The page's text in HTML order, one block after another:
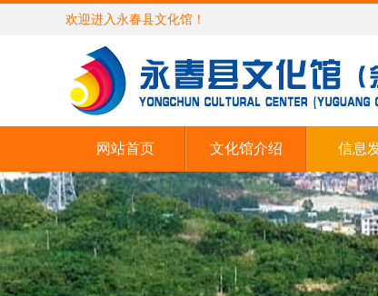
欢迎进入永春县文化馆！
网站首页 文化馆介绍 信息